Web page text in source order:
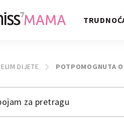
DIJETE POTPOMOGNUTA